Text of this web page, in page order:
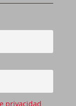
privacidad